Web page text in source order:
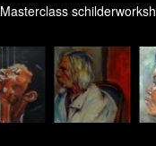
Masterclass